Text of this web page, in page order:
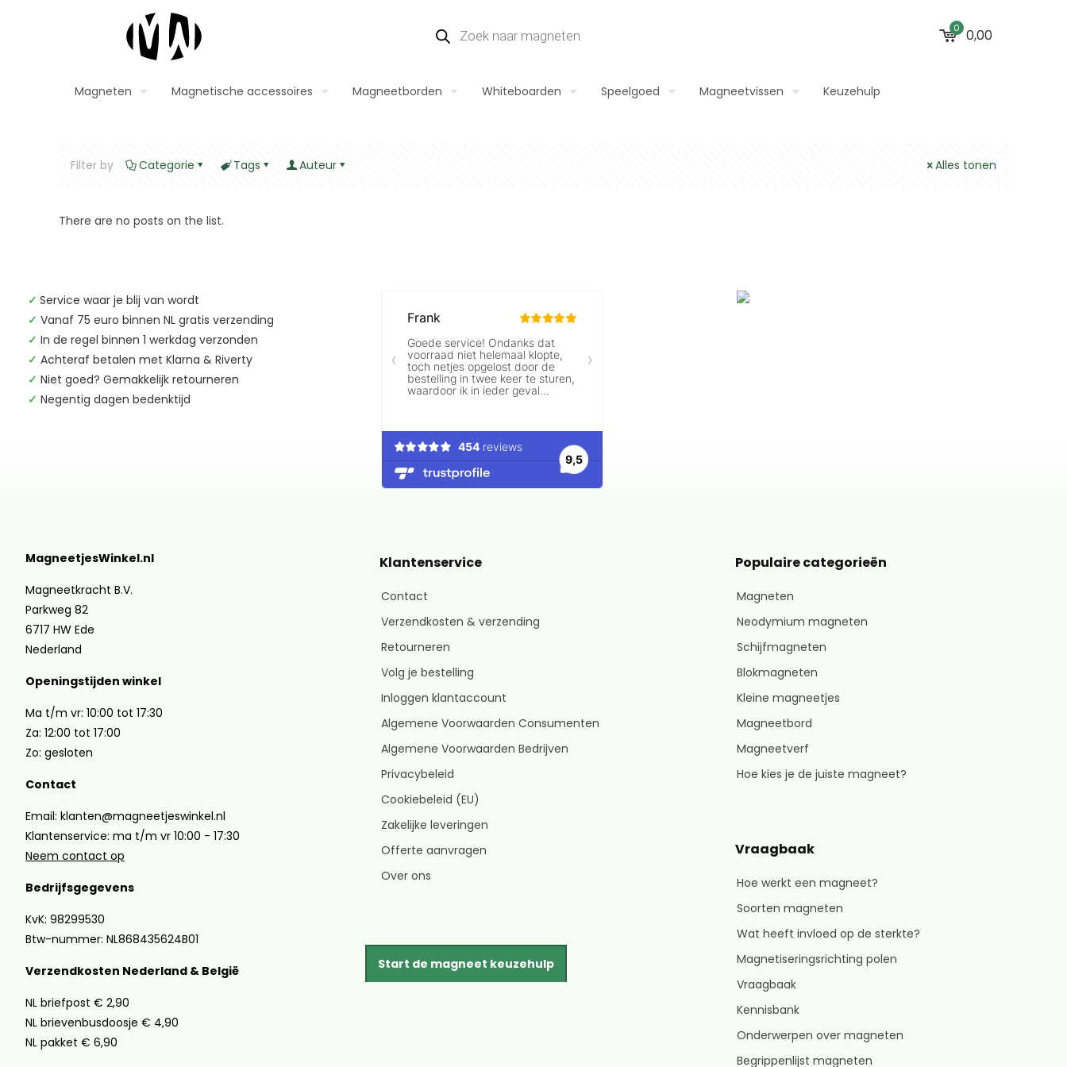
zoeken 0 0,00
Magneten Magnetische accessoires Magneetborden Whiteboarden Speelgoed Magneetvissen Keuzehulp
Filter by Categorie Tags Auteur Alles tonen
There are no posts on the list.
✓ Service waar je blij van wordt
✓ Vanaf 75 euro binnen NL gratis verzending
✓ In de regel binnen 1 werkdag verzonden
✓ Achteraf betalen met Klarna & Riverty
✓ Niet goed? Gemakkelijk retourneren
✓ Negentig dagen bedenktijd
MagneetjesWinkel.nl
Magneetkracht B.V.
Parkweg 82
6717 HW Ede
Nederland
Openingstijden winkel
Ma t/m vr: 10:00 tot 17:30
Za: 12:00 tot 17:00
Zo: gesloten
Contact
Email: klanten@magneetjeswinkel.nl
Klantenservice: ma t/m vr 10:00 - 17:30
Neem contact op
Bedrijfsgegevens
KvK: 98299530
Btw-nummer: NL868435624B01
Verzendkosten Nederland & België
NL briefpost € 2,90
NL brievenbusdoosje € 4,90
NL pakket € 6,90
Klantenservice
Contact
Verzendkosten & verzending
Retourneren
Volg je bestelling
Inloggen klantaccount
Algemene Voorwaarden Consumenten
Algemene Voorwaarden Bedrijven
Privacybeleid
Cookiebeleid (EU)
Zakelijke leveringen
Offerte aanvragen
Over ons
Start de magneet keuzehulp
Populaire categorieën
Magneten
Neodymium magneten
Schijfmagneten
Blokmagneten
Kleine magneetjes
Magneetbord
Magneetverf
Hoe kies je de juiste magneet?
Vraagbaak
Hoe werkt een magneet?
Soorten magneten
Wat heeft invloed op de sterkte?
Magnetiseringsrichting polen
Vraagbaak
Kennisbank
Onderwerpen over magneten
Begrippenlijst magneten